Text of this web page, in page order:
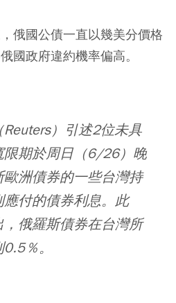
俄國公債一直以幾美分價格
國政府違約機率偏高。
）引述2位未具
限期於周日（6/26）晚
洲債券的一些台灣持
付的債券利息。此
俄羅斯債券在台灣所
％。